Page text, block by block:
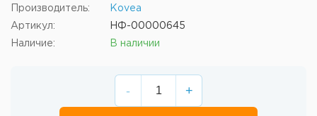
Производитель: Kovea
Артикул: НФ-00000645
Наличие: В наличии
- +